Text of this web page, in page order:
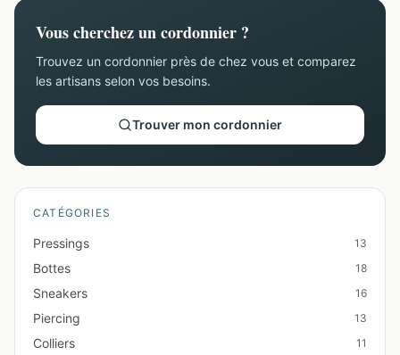
Vous cherchez un cordonnier ?
Trouvez un cordonnier près de chez vous et comparez
les artisans selon vos besoins.
Trouver mon cordonnier
CATÉGORIES
Pressings 13
Bottes 18
Sneakers 16
Piercing 13
Colliers 11